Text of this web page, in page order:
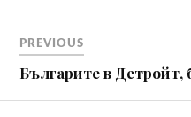
PREVIOUS
Българите в Детройт,